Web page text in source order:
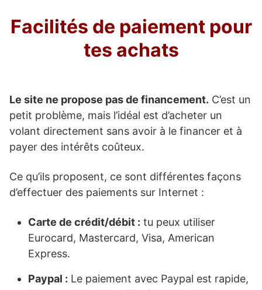
Facilités de paiement pour
tes achats
Le site ne propose pas de financement. C’est un
petit problème, mais l’idéal est d’acheter un
volant directement sans avoir à le financer et à
payer des intérêts coûteux.
Ce qu’ils proposent, ce sont différentes façons
d’effectuer des paiements sur Internet :
Carte de crédit/débit : tu peux utiliser
Eurocard, Mastercard, Visa, American
Express.
Paypal : Le paiement avec Paypal est rapide,